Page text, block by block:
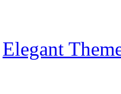
Elegant